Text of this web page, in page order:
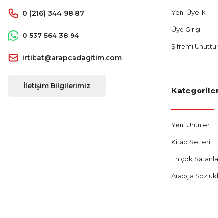
0 (216) 344 98 87
0 537 564 38 94
irtibat@arapcadagitim.com
İletişim Bilgilerimiz
Yeni Üyelik
Üye Girişi
Şifremi
Yeni Ürünler
Kitap Setleri
En çok
Arapça